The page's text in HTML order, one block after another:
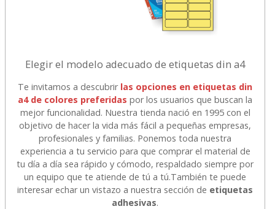
Elegir el modelo adecuado de etiquetas din a4
Te invitamos a descubrir las opciones en etiquetas din
a4 de colores preferidas por los usuarios que buscan la
mejor funcionalidad. Nuestra tienda nació en 1995 con el
objetivo de hacer la vida más fácil a pequeñas empresas,
profesionales y familias. Ponemos toda nuestra
experiencia a tu servicio para que comprar el material de
tu día a día sea rápido y cómodo, respaldado siempre por
un equipo que te atiende de tú a tú.También te puede
interesar echar un vistazo a nuestra sección de etiquetas
adhesivas.